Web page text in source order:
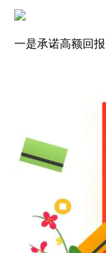
一是承诺高额回报